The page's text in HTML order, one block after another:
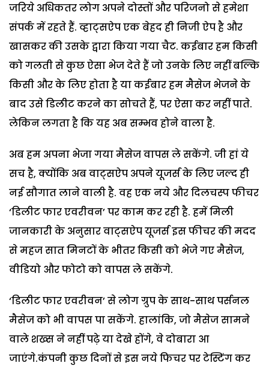
जरिये अधिकतर लोग अपने दोस्तों और परिजनो से हमेशा
संपर्क में रहते हैं. व्हाट्सऐप एक बेहद ही निजी ऐप है और
खासकर की उसके द्वारा किया गया चैट. कईबार हम किसी
को गलती से कुछ ऐसा भेज देते हैं जो उनके लिए नहीं बल्कि
किसी और के लिए होता है या कईबार हम मैसेज भेजने के
बाद उसे डिलीट करने का सोचते हैं, पर ऐसा कर नहीं पाते.
लेकिन लगता है कि यह अब सम्भव होने वाला है.
अब हम अपना भेजा गया मैसेज वापस ले सकेंगे. जी हां ये
सच है, क्योंकि अब वाट्सऐप अपने यूजर्स के लिए जल्द ही
नई सौगात लाने वाली है. वह एक नये और दिलचस्प फीचर
‘डिलीट फार एवरीवन’ पर काम कर रही है. हमें मिली
जानकारी के अनुसार वाट्सऐप यूजर्स इस फीचर की मदद
से महज सात मिनटों के भीतर किसी को भेजे गए मैसेज,
वीडियो और फोटो को वापस ले सकेंगे.
‘डिलीट फार एवरीवन’ से लोग ग्रुप के साथ-साथ पर्सनल
मैसेज को भी वापस पा सकेंगे. हालांकि, जो मैसेज सामने
वाले शख्स ने नहीं पढ़े या देखे होंगे, वे दोबारा आ
जाएंगे.कंपनी कुछ दिनों से इस नये फिचर पर टेस्टिंग कर